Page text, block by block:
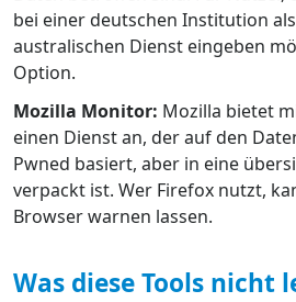
bei einer deutschen Institution
australischen Dienst eingeben
Option.
Mozilla Monitor: Mozilla bietet
einen Dienst an, der auf den
Pwned basiert, aber in eine
verpackt ist. Wer Firefox nutzt,
Browser warnen lassen.
Was diese Tools nicht